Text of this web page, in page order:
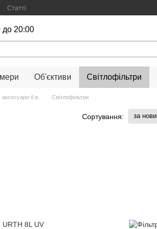
Статті
20:00
Об'єктиви Світлофільтри
б.в. Світлофільтри
Сортування: за